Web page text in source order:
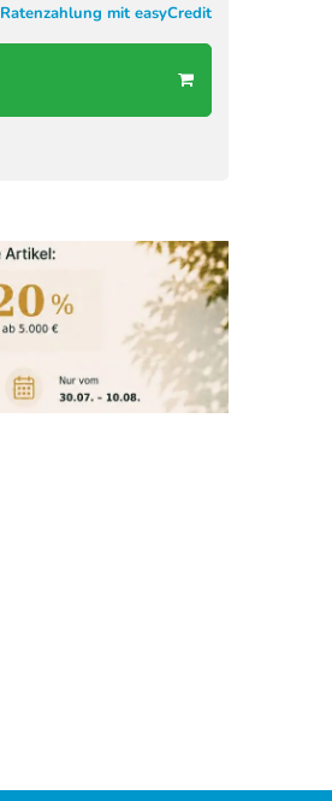
Ratenzahlung mit easyCredit